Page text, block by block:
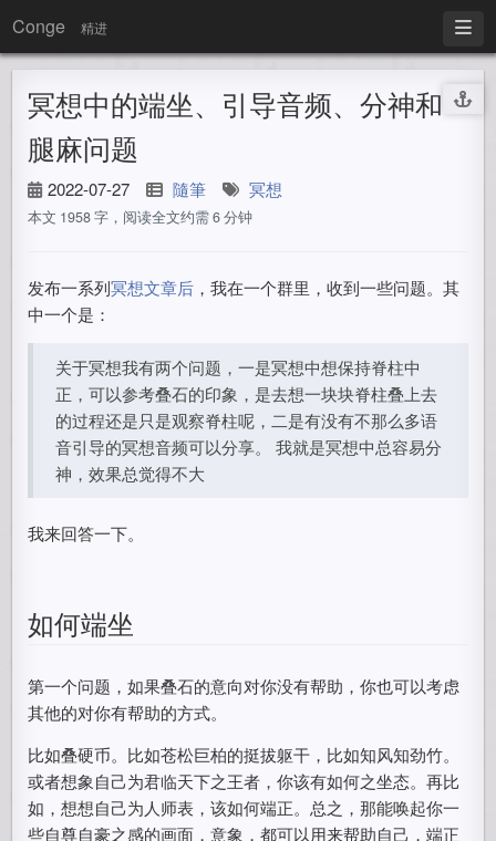
Conge 精进
冥想中的端坐、引导音频、分神和
腿麻问题
2022-07-27 隨筆 冥想
本文 1958 字，阅读全文约需 6 分钟
发布一系列冥想文章后 ，我在一个群里，收到一些问题。其
中一个是：
关于冥想我有两个问题，一是冥想中想保持脊柱中
正，可以参考叠石的印象，是去想一块块脊柱叠上去
的过程还是只是观察脊柱呢，二是有没有不那么多语
音引导的冥想音频可以分享。 我就是冥想中总容易分
神，效果总觉得不大
我来回答一下。
如何端坐
第一个问题，如果叠石的意向对你没有帮助，你也可以考虑
其他的对你有帮助的方式。
比如叠硬币。比如苍松巨柏的挺拔躯干，比如知风知劲竹。
或者想象自己为君临天下之王者，你该有如何之坐态。再比
如，想想自己为人师表，该如何端正。总之，那能唤起你一
些自尊自豪之感的画面，意象，都可以用来帮助自己，端正